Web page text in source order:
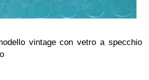
vintage con vetro a specchio